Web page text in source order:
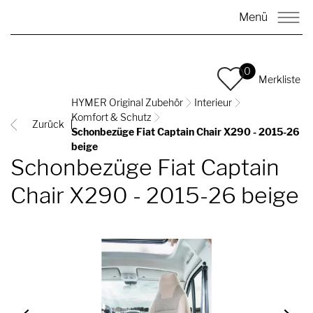
Menü
0
Merkliste
Zurück
HYMER Original Zubehör
Interieur
Komfort & Schutz
Schonbezüge Fiat Captain Chair X290 - 2015-26
beige
Schonbezüge Fiat Captain
Chair X290 - 2015-26 beige